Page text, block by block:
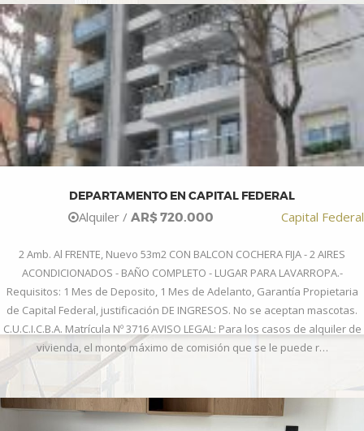
DEPARTAMENTO EN CAPITAL FEDERAL
Alquiler / AR$ 720.000 Capital Federal
2 Amb. Al FRENTE, Nuevo 53m2 CON BALCON COCHERA FIJA - 2 AIRES
ACONDICIONADOS - BAÑO COMPLETO - LUGAR PARA LAVARROPA.-
Requisitos: 1 Mes de Deposito, 1 Mes de Adelanto, Garantía Propietaria
de Capital Federal, justificación DE INGRESOS. No se aceptan mascotas.
C.U.C.I.C.B.A. Matrícula Nº 3716 AVISO LEGAL: Para los casos de alquiler de
vivienda, el monto máximo de comisión que se le puede r…